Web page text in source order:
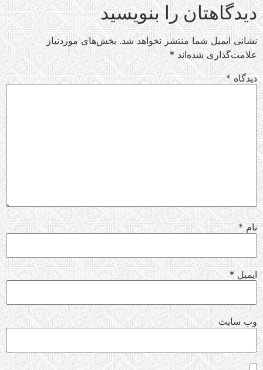
دیدگاهتان را بنویسید
نشانی ایمیل شما منتشر نخواهد شد. بخش‌های موردنیاز
علامت‌گذاری شده‌اند*
دیدگاه*
نام*
ایمیل*
وب‌ سایت